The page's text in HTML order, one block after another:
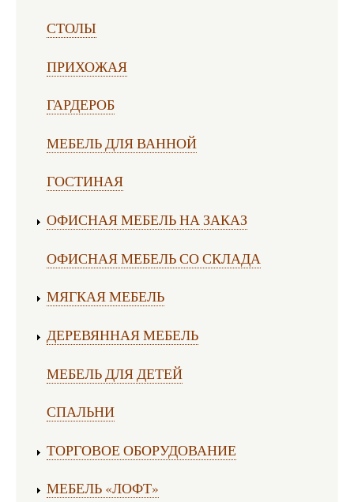
СТОЛЫ
ПРИХОЖАЯ
ГАРДЕРОБ
МЕБЕЛЬ ДЛЯ ВАННОЙ
ГОСТИНАЯ
ОФИСНАЯ МЕБЕЛЬ НА ЗАКАЗ
ОФИСНАЯ МЕБЕЛЬ СО СКЛАДА
МЯГКАЯ МЕБЕЛЬ
ДЕРЕВЯННАЯ МЕБЕЛЬ
МЕБЕЛЬ ДЛЯ ДЕТЕЙ
СПАЛЬНИ
ТОРГОВОЕ ОБОРУДОВАНИЕ
МЕБЕЛЬ «ЛОФТ»